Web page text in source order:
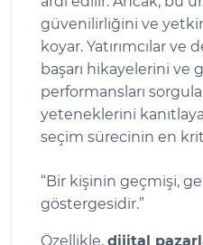
güvenilirliğini ve
koyar. Yatırımcılar
başarı hikayelerini ve
performansları
yeteneklerini
seçim sürecinin en
“Bir kişinin geçmişi,
göstergesidir.”
Özellikle, dijital